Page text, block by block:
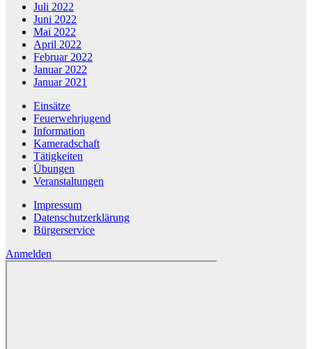
Juli 2022
Juni 2022
Mai 2022
April 2022
Februar 2022
Januar 2022
Januar 2021
Einsätze
Feuerwehrjugend
Information
Kameradschaft
Tätigkeiten
Übungen
Veranstaltungen
Impressum
Datenschutzerklärung
Bürgerservice
Anmelden